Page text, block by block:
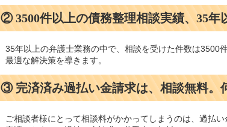
② 3500件以上の債務整理相談実績、35年
35年以上の弁護士業務の中で、相談を受けた件数は3500
最適な解決策を導きます。
③ 完済済み過払い金請求は、相談無料。
ご相談者様にとって相談料がかかってしまうのは、過払